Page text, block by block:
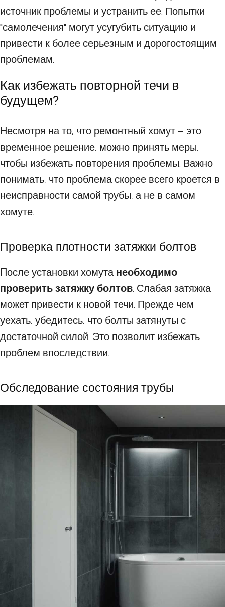
источник проблемы и устранить ее. Попытки
"самолечения" могут усугубить ситуацию и
привести к более серьезным и дорогостоящим
проблемам.
Как избежать повторной течи в
будущем?
Несмотря на то, что ремонтный хомут – это
временное решение, можно принять меры,
чтобы избежать повторения проблемы. Важно
понимать, что проблема скорее всего кроется в
неисправности самой трубы, а не в самом
хомуте.
Проверка плотности затяжки болтов
После установки хомута необходимо
проверить затяжку болтов. Слабая затяжка
может привести к новой течи. Прежде чем
уехать, убедитесь, что болты затянуты с
достаточной силой. Это позволит избежать
проблем впоследствии.
Обследование состояния трубы